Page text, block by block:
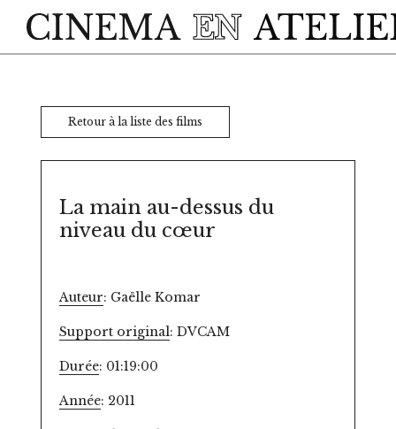
Retour à la liste des films
La main au-dessus du
niveau du cœur
Auteur: Gaëlle Komar
Support original: DVCAM
Durée: 01:19:00
Année: 2011